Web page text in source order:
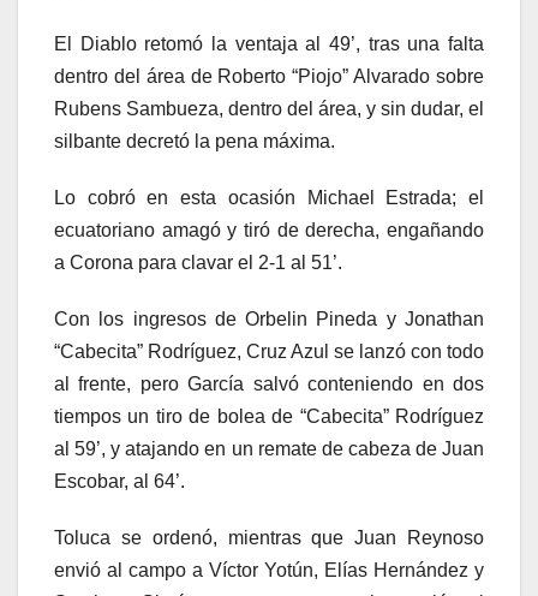
El Diablo retomó la ventaja al 49’, tras una falta
dentro del área de Roberto “Piojo” Alvarado sobre
Rubens Sambueza, dentro del área, y sin dudar, el
silbante decretó la pena máxima.
Lo cobró en esta ocasión Michael Estrada; el
ecuatoriano amagó y tiró de derecha, engañando
a Corona para clavar el 2-1 al 51’.
Con los ingresos de Orbelin Pineda y Jonathan
“Cabecita” Rodríguez, Cruz Azul se lanzó con todo
al frente, pero García salvó conteniendo en dos
tiempos un tiro de bolea de “Cabecita” Rodríguez
al 59’, y atajando en un remate de cabeza de Juan
Escobar, al 64’.
Toluca se ordenó, mientras que Juan Reynoso
envió al campo a Víctor Yotún, Elías Hernández y